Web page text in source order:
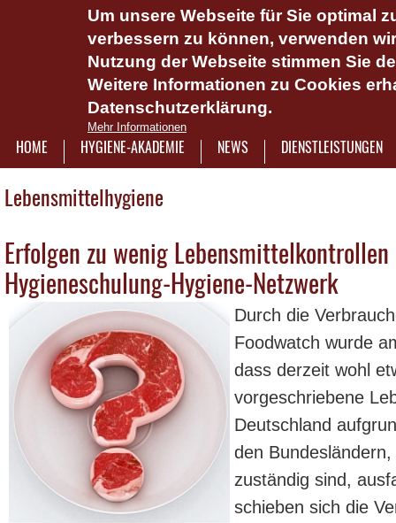
Um unsere Webseite für Sie optimal
verbessern zu können, verwenden
Nutzung der Webseite stimmen Sie
Weitere Informationen zu Cookies
Datenschutzerklärung.
Mehr Informationen
HOME HYGIENE-AKADEMIE NEWS DIENSTLEISTUNGEN
Das
Plattform
7921322
Lebensmittelhygiene
Erfolgen zu wenig
Hygieneschulung-Hygiene-Netzwerk
Durch die
Foodwatch wurde
dass derzeit wohl
vorgeschriebene
Deutschland
den
zuständig sind,
schieben sich die
Seiten